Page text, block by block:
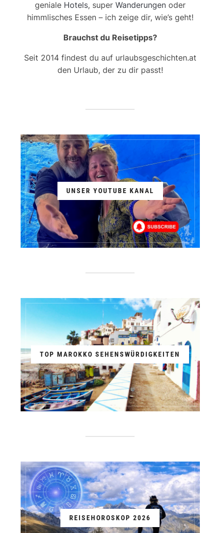
geniale Hotels, super Wanderungenoder
himmlisches Essen – ich zeige dir, wie’s geht!
Brauchst du Reisetipps?
Seit 2014 findest du auf urlaubsgeschichten.at
den Urlaub, der zu dir passt!
UNSER YOUTUBE KANAL
TOP MAROKKO SEHENSWÜRDIGKEITEN
REISEHOROSKOP 2026